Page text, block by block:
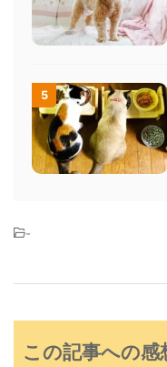
5
-
この記事への